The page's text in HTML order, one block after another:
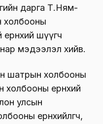
дарга Т.Ням-
шүүгч
мэдээлэл хийв.
шатрын холбооны
холбооны ерөнхий
улсын
ерөнхийлөгч,